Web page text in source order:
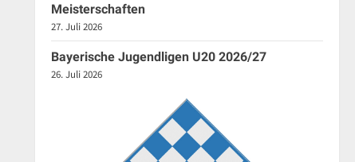
Meisterschaften
27. Juli 2026
Bayerische Jugendligen U20 2026/27
26. Juli 2026